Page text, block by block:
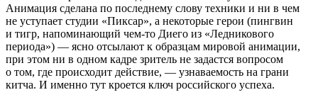
Анимация сделана по последнему слову техники и ни в чем
не уступает студии «Пиксар», а некоторые герои (пингвин
и тигр, напоминающий чем-то Диего из «Ледникового
периода») — ясно отсылают к образцам мировой анимации,
при этом ни в одном кадре зритель не задастся вопросом
о том, где происходит действие, — узнаваемость на грани
китча. И именно тут кроется ключ российского успеха.